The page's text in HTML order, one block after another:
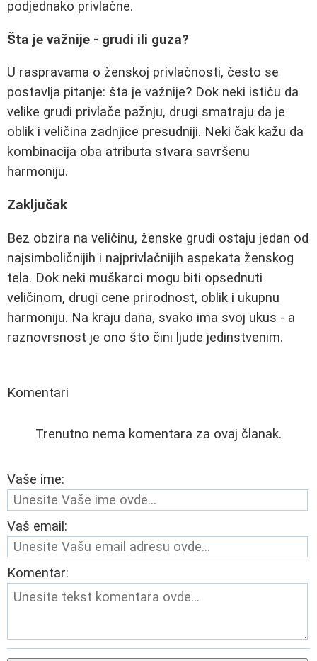
podjednako privlačne.
Šta je važnije - grudi ili guza?
U raspravama o ženskoj privlačnosti, često se
postavlja pitanje: šta je važnije? Dok neki ističu da
velike grudi privlače pažnju, drugi smatraju da je
oblik i veličina zadnjice presudniji. Neki čak kažu da
kombinacija oba atributa stvara savršenu
harmoniju.
Zaključak
Bez obzira na veličinu, ženske grudi ostaju jedan od
najsimboličnijih i najprivlačnijih aspekata ženskog
tela. Dok neki muškarci mogu biti opsednuti
veličinom, drugi cene prirodnost, oblik i ukupnu
harmoniju. Na kraju dana, svako ima svoj ukus - a
raznovrsnost je ono što čini ljude jedinstvenim.
Komentari
Trenutno nema komentara za ovaj članak.
Vaše ime:
Vaš email:
Komentar: